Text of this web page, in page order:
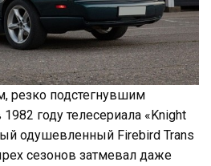
резко подстегнувшим
году телесериала «Knight
одушевленный Firebird Trans
сезонов затмевал даже